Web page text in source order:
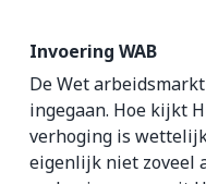
Invoering WAB
De Wet
ingegaan. Hoe kijkt
verhoging is
eigenlijk niet zoveel